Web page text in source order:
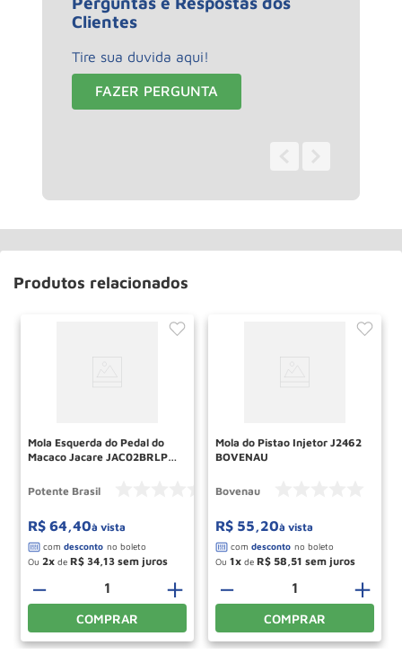
Clientes
Tire sua duvida aqui!
FAZER PERGUNTA
Produtos relacionados
Mola Esquerda do Pedal do
Macaco Jacare JAC02BRLPI
Potente Brasil
R$ 64,40à vista
Ou 2 de R$ 34 13
＋
－
COMPRAR
Mola do Pistao Injetor J2462
BOVENAU
Bovenau
R$ 55,20à vista
Ou 1 de R$ 58 51
＋
－
COMPRAR